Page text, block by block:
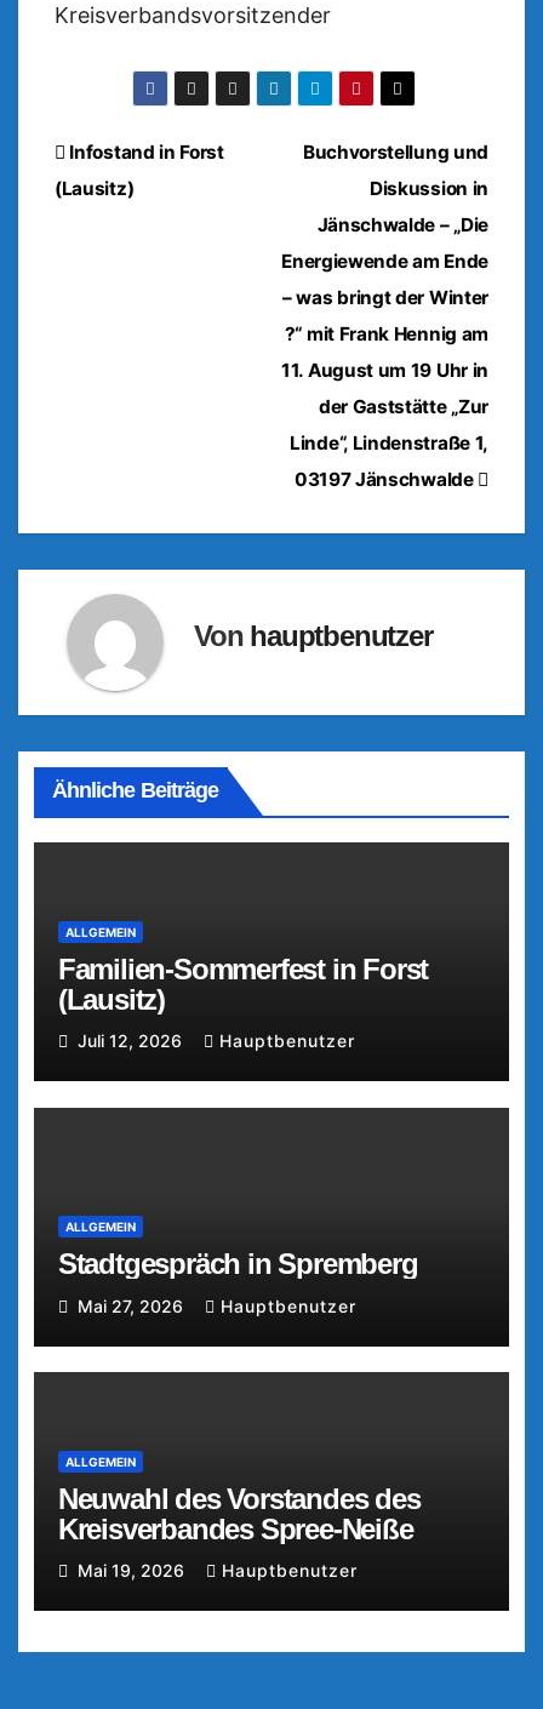
Kreisverbandsvorsitzender
BeitragsnavigationBuchvorstellung und
Diskussion in
Jänschwalde – „Die
Energiewende am Ende
– was bringt der Winter
?“ mit Frank Hennig am
11. August um 19 Uhr in
der Gaststätte „Zur
Linde“, Lindenstraße 1,
03197 Jänschwalde
Infostand in Forst
(Lausitz)
Von hauptbenutzer
Ähnliche Beiträge
ALLGEMEIN
Familien-Sommerfest in Forst
(Lausitz)
Juli 12, 2026 Hauptbenutzer
ALLGEMEIN
Stadtgespräch in Spremberg
Mai 27, 2026 Hauptbenutzer
ALLGEMEIN
Neuwahl des Vorstandes des
Kreisverbandes Spree-Neiße
Mai 19, 2026 Hauptbenutzer